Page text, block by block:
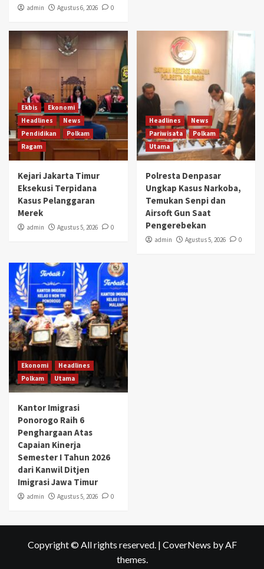
admin Agustus 6, 2026 0
Ekbis
Ekonomi
Headlines
News
Pendidikan
Polkam
Ragam
Kejari Jakarta Timur
Eksekusi Terpidana
Kasus Pelanggaran
Merek
admin Agustus 5, 2026 0
Headlines
News
Pariwisata
Polkam
Utama
Polresta Denpasar
Ungkap Kasus Narkoba,
Temukan Senpi dan
Airsoft Gun Saat
Pengerebekan
admin Agustus 5, 2026 0
Ekonomi
Headlines
Polkam
Utama
Kantor Imigrasi
Ponorogo Raih 6
Penghargaan Atas
Capaian Kinerja
Semester I Tahun 2026
dari Kanwil Ditjen
Imigrasi Jawa Timur
admin Agustus 5, 2026 0
Copyright © All rights reserved. | CoverNews by AF
themes.